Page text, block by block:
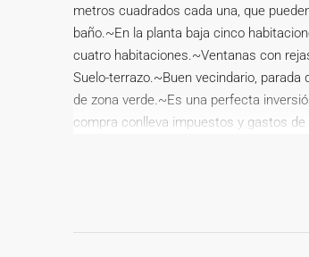
metros cuadrados cada una, que
baño.~En la planta baja cinco
cuatro habitaciones.~Ventanas con
Suelo-terrazo.~Buen vecindario,
de zona verde.~Es una perfecta
compra conlleva impuestos y gastos
impositivos atendiendo a las
variables según precio, n.º de copias y